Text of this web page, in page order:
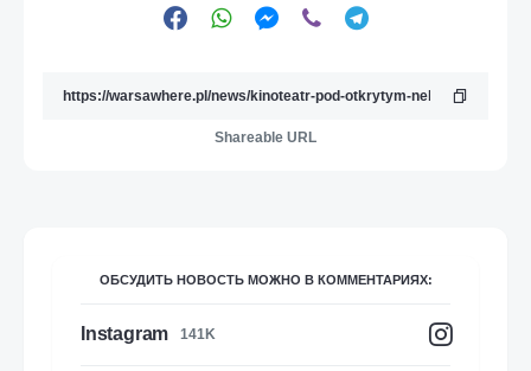
Shareable URL
ОБСУДИТЬ НОВОСТЬ МОЖНО В КОММЕНТАРИЯХ:
Instagram 141K